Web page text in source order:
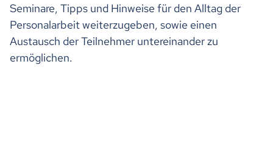
Seminare, Tipps und Hinweise für den Alltag der
Personalarbeit weiterzugeben, sowie einen
Austausch der Teilnehmer untereinander zu
ermöglichen.